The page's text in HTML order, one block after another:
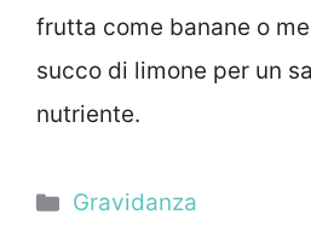
frutta come banane o
succo di limone per un
nutriente.
Categorie
Gravidanza